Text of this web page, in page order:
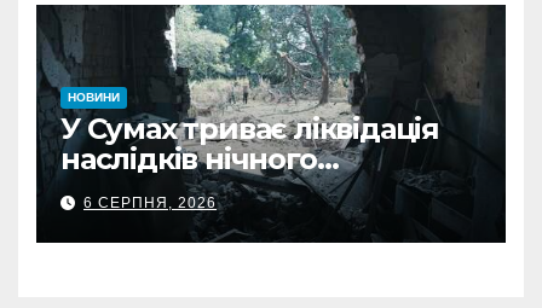
НОВИНИ
У Сумах триває ліквідація
наслідків нічного
масованого удару КАБами
6 СЕРПНЯ, 2026